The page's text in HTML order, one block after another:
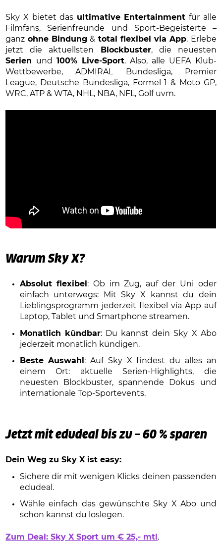
Sky X bietet das ultimative Entertainment für alle
Filmfans, Serienfreunde und Sport-Begeisterte –
ganz ohne Bindung & total flexibel via App. Erlebe
jetzt die aktuellsten
Blockbuster, die neuesten
Serien und 100% Live-Sport. Also, alle UEFA Klub-
Wettbewerbe, ADMIRAL Bundesliga, Premier
League, Deutsche Bundesliga, Formel 1 & Moto GP,
WRC, ATP & WTA, NHL, NBA, NFL, Golf uvm.
Warum Sky X?
Absolut flexibel : Ob im Zug, auf der Uni oder
einfach unterwegs: Mit Sky X kannst du dein
Lieblingsprogramm jederzeit flexibel via App auf
Laptop, Tablet und Smartphone streamen.
Monatlich kündbar: Du kannst dein Sky X Abo
jederzeit monatlich kündigen.
Beste Auswahl : Auf Sky X findest du alles an
einem Ort: aktuelle Serien-Highlights, die
neuesten Blockbuster, spannende Dokus und
internationale Top-Sportevents.
Jetzt mit edudeal bis zu – 60 % sparen
Dein Weg zu Sky X ist easy:
Sichere dir mit wenigen Klicks deinen passenden
edudeal.
Wähle einfach das gewünschte Sky X Abo und
schon kannst du loslegen.
Zum Deal: Sky X Sport um € 25,- mtl .